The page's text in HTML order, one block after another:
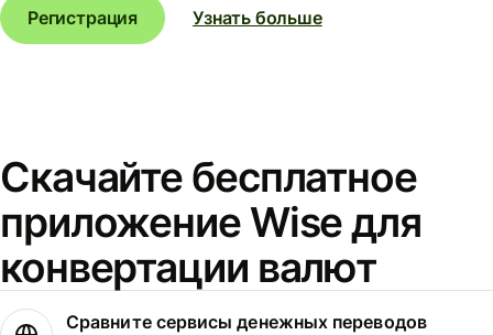
Регистрация
Узнать больше
Скачайте бесплатное
приложение Wise для
конвертации валют
Сравните сервисы денежных переводов